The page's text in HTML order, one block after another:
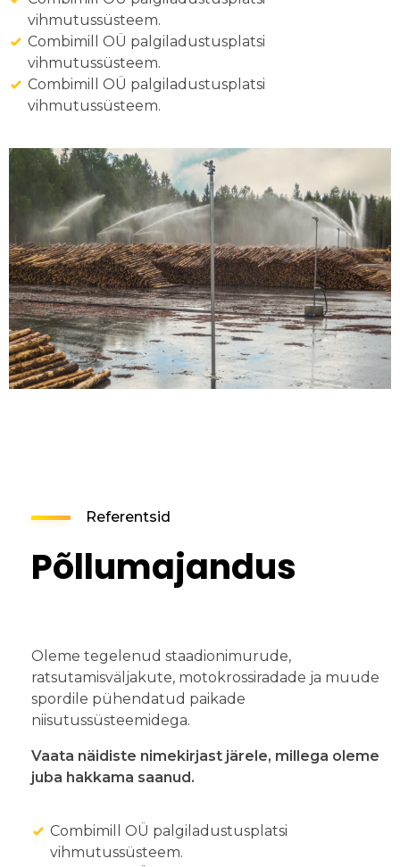
vihmutussüsteem.
Combimill OÜ palgiladustusplatsi
vihmutussüsteem.
Combimill OÜ palgiladustusplatsi
vihmutussüsteem.
Referentsid
Põllumajandus
Oleme tegelenud staadionimurude,
ratsutamisväljakute, motokrossiradade ja muude
spordile pühendatud paikade
niisutussüsteemidega.
Vaata näidiste nimekirjast järele, millega oleme
juba hakkama saanud.
Combimill OÜ palgiladustusplatsi
vihmutussüsteem.